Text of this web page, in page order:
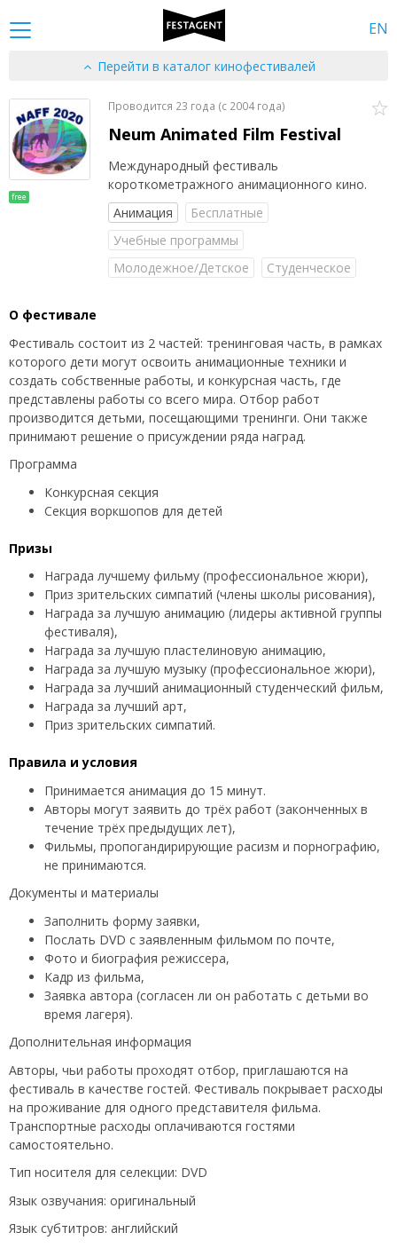
EN
Перейти в каталог кинофестивалей
free
Проводится 23 года (c 2004 года)
Neum Animated Film Festival
Международный фестиваль
короткометражного анимационного кино.
Анимация
Бесплатные
Учебные программы
Молодежное/Детское
Студенческое
О фестивале
Фестиваль состоит из 2 частей: тренинговая часть, в рамках
которого дети могут освоить анимационные техники и
создать собственные работы, и конкурсная часть, где
представлены работы со всего мира. Отбор работ
производится детьми, посещающими тренинги. Они также
принимают решение о присуждении ряда наград.
Программа
Конкурсная секция
Секция воркшопов для детей
Призы
Награда лучшему фильму (профессиональное жюри),
Приз зрительских симпатий (члены школы рисования),
Награда за лучшую анимацию (лидеры активной группы
фестиваля),
Награда за лучшую пластелиновую анимацию,
Награда за лучшую музыку (профессиональное жюри),
Награда за лучший анимационный студенческий фильм,
Награда за лучший арт,
Приз зрительских симпатий.
Правила и условия
Принимается анимация до 15 минут.
Авторы могут заявить до трёх работ (законченных в
течение трёх предыдущих лет),
Фильмы, пропогандирирующие расизм и порнографию,
не принимаются.
Документы и материалы
Заполнить форму заявки,
Послать DVD с заявленным фильмом по почте,
Фото и биография режиссера,
Кадр из фильма,
Заявка автора (согласен ли он работать с детьми во
время лагеря).
Дополнительная информация
Авторы, чьи работы проходят отбор, приглашаются на
фестиваль в качестве гостей. Фестиваль покрывает расходы
на проживание для одного представителя фильма.
Транспортные расходы оплачиваются гостями
самостоятельно.
Тип носителя для селекции: DVD
Язык озвучания: оригинальный
Язык субтитров: английский